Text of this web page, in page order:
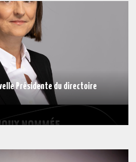
Présidente du directoire